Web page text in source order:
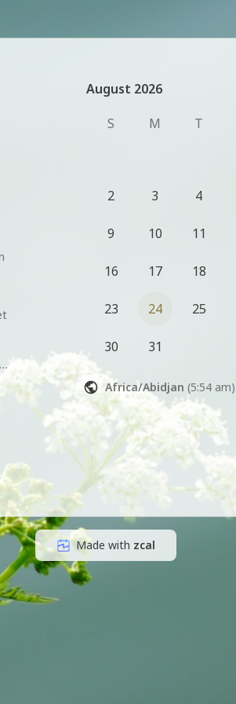
August 2026
August 2026
S
M T
2 3 4
9 10 11
16 17 18
23 24 25
30 31
Africa/Abidjan (5:54 am)
Made with zcal